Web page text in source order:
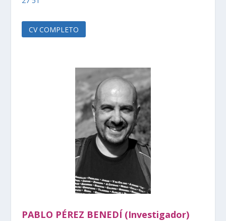
CV COMPLETO
PABLO PÉREZ BENEDÍ (Investigador)